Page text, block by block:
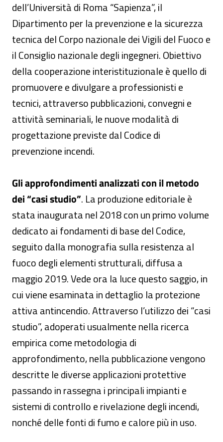
dell’Università di Roma “Sapienza”, il
Dipartimento per la prevenzione e la sicurezza
tecnica del Corpo nazionale dei Vigili del Fuoco e
il Consiglio nazionale degli ingegneri. Obiettivo
della cooperazione interistituzionale è quello di
promuovere e divulgare a professionisti e
tecnici, attraverso pubblicazioni, convegni e
attività seminariali, le nuove modalità di
progettazione previste dal Codice di
prevenzione incendi.
Gli approfondimenti analizzati con il metodo
dei “casi studio”. La produzione editoriale è
stata inaugurata nel 2018 con un primo volume
dedicato ai fondamenti di base del Codice,
seguito dalla monografia sulla resistenza al
fuoco degli elementi strutturali, diffusa a
maggio 2019. Vede ora la luce questo saggio, in
cui viene esaminata in dettaglio la protezione
attiva antincendio. Attraverso l’utilizzo dei “casi
studio”, adoperati usualmente nella ricerca
empirica come metodologia di
approfondimento, nella pubblicazione vengono
descritte le diverse applicazioni protettive
passando in rassegna i principali impianti e
sistemi di controllo e rivelazione degli incendi,
nonché delle fonti di fumo e calore più in uso.